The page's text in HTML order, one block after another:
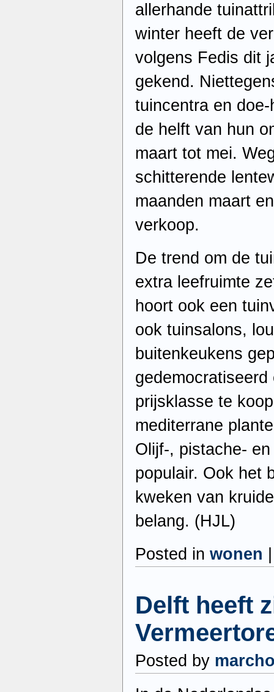
allerhande
winter heeft de
volgens Fedis dit
gekend.
tuincentra en
de helft van hun
maart tot mei.
schitterende
maanden maart
verkoop.
De trend om de
extra leefruimte
hoort ook een
ook tuinsalons,
buitenkeukens
prijsklasse te
mediterrane
Olijf-, pistache-
populair. Ook het
kweken van
belang. (HJL)
Posted in wonen
Delft heeft
Posted by